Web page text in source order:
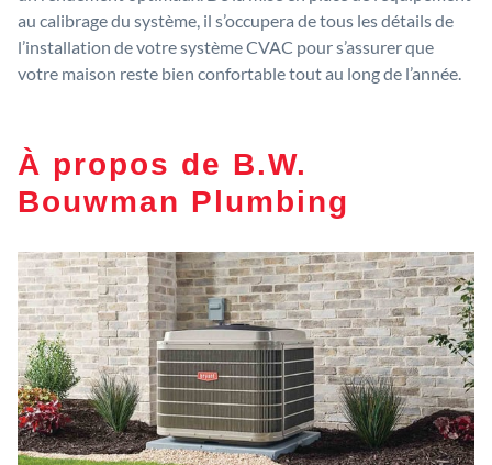
au calibrage du système, il s’occupera de tous les détails de
l’installation de votre système CVAC pour s’assurer que
votre maison reste bien confortable tout au long de l’année.
À propos de B.W.
Bouwman Plumbing